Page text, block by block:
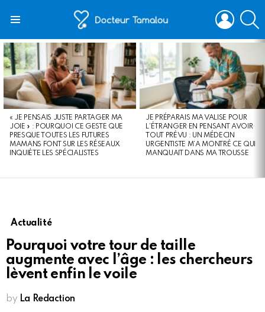
LOGIN
LATEST
STORIES
« JE PENSAIS JUSTE PARTAGER MA
JOIE » : POURQUOI CE GESTE QUE
PRESQUE TOUTES LES FUTURES
MAMANS FONT SUR LES RÉSEAUX
INQUIÈTE LES SPÉCIALISTES
JE PRÉPARAIS MA VALISE POUR
L’ÉTRANGER EN PENSANT AVOIR
TOUT PRÉVU : UN MÉDECIN
URGENTISTE M’A MONTRÉ CE QUI
MANQUAIT DANS MA TROUSSE
Actualité
Pourquoi votre tour de taille
augmente avec l’âge : les chercheurs
lèvent enfin le voile
by La Redaction